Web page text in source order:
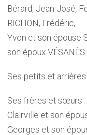
Bérard, Jean-José,
RICHON, Frédéric,
Yvon et son épouse
son époux
Ses petits et
Ses frères et sœurs :
Clairville et son
Georges et son